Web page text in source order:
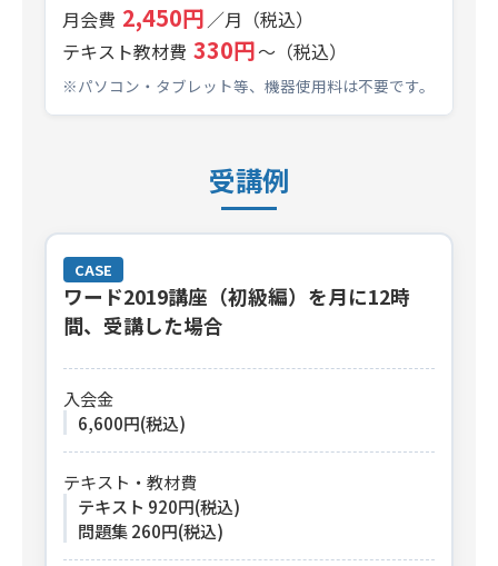
月会費 2,450円／月（税込）
テキスト教材費 330円～（税込）
※パソコン・タブレット等、機器使用料は不要です。
受講例
CASE
ワード2019講座（初級編）を月に12時
間、受講した場合
入会金
6,600円(税込)
テキスト・教材費
テキスト 920円(税込)
問題集 260円(税込)